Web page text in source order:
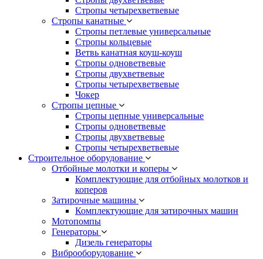
Стропы четырехветвевые
Стропы канатные
Стропы петлевые универсальные
Стропы кольцевые
Ветвь канатная коуш-коуш
Стропы одноветвевые
Стропы двухветвевые
Стропы четырехветвевые
Чокер
Стропы цепные
Стропы цепные универсальные
Стропы одноветвевые
Стропы двухветвевые
Стропы четырехветвевые
Строительное оборудование
Отбойные молотки и коперы
Комплектующие для отбойных молотков и
коперов
Затирочные машины
Комплектующие для затирочных машин
Мотопомпы
Генераторы
Дизель генераторы
Виброоборудование